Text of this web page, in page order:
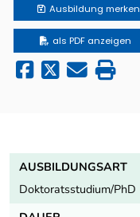
Ausbildung merken
als PDF anzeigen
AUSBILDUNGSART
Doktoratsstudium/PhD